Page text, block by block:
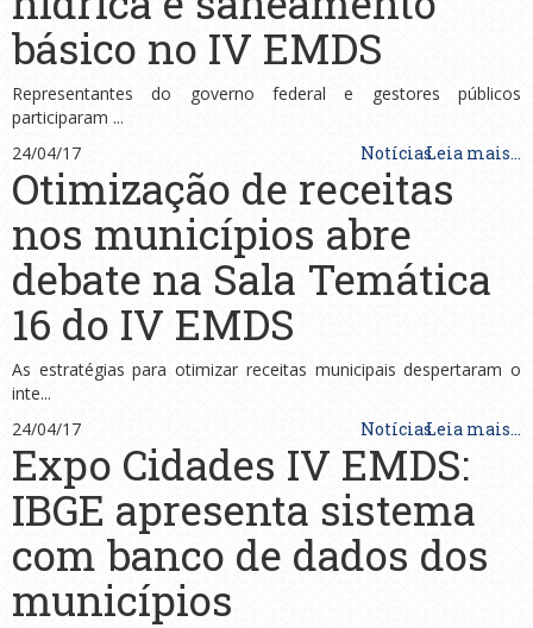
básico no IV EMDS
Representantes do governo federal e gestores públicos
participaram ...
NotíciasLeia mais...
24/04/17
Otimização de receitas
nos municípios abre
debate na Sala Temática
16 do IV EMDS
As estratégias para otimizar receitas municipais despertaram o
inte...
NotíciasLeia mais...
24/04/17
Expo Cidades IV EMDS:
IBGE apresenta sistema
com banco de dados dos
municípios